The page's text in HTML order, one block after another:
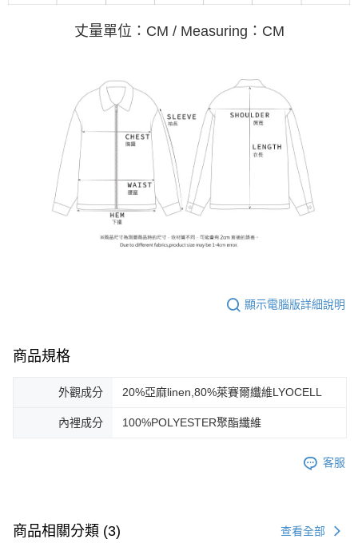
丈量單位：CM / Measuring：CM
顯示電腦版詳細說明
商品規格
外觀成分 20%亞麻linen,80%萊賽爾纖維LYOCELL
內裡成分 100%POLYESTER聚酯纖維
客服
商品相關分類 (3) 查看全部